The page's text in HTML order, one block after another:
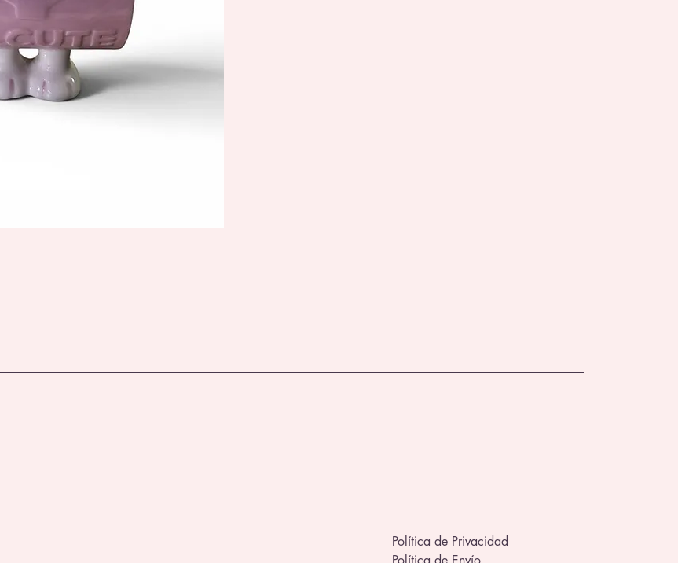
Política de Privacidad